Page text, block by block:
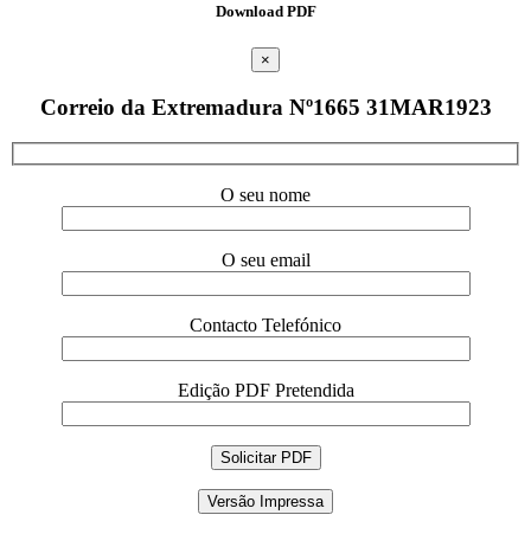
Download PDF
×
Correio da Extremadura Nº1665 31MAR1923
O seu nome
O seu email
Contacto Telefónico
Edição PDF Pretendida
Versão Impressa